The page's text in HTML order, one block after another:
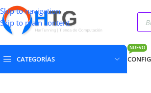
Skip to navigation
Skip to main content
CATEGORÍAS
NUEVO